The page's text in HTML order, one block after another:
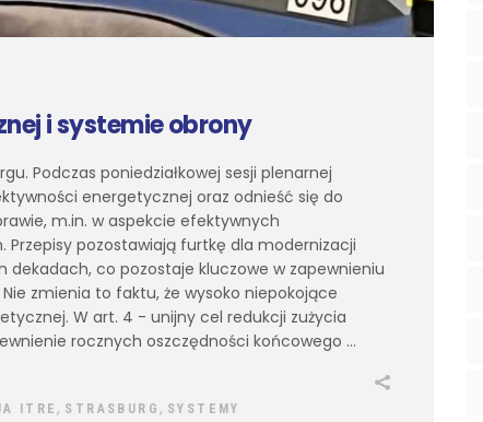
i systemie obrony
Podczas poniedziałkowej sesji plenarnej
energetycznej oraz odnieść się do
m.in. w aspekcie efektywnych
pozostawiają furtkę dla modernizacji
co pozostaje kluczowe w zapewnieniu
zmienia to faktu, że wysoko niepokojące
W art. 4 - unijny cel redukcji zużycia
rocznych oszczędności końcowego
ITRE, STRASBURG, SYSTEMY